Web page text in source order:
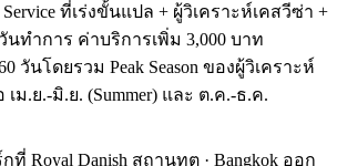
ที่เร่งขั้นแปล + ผู้วิเคราะห์เคสวีซ่า +
นทำการ ค่าบริการเพิ่ม 3,000 บาท
วันโดยรวม Peak Season ของผู้วิเคราะห์
ม.ย.-มิ.ย. (Summer) และ ต.ค.-ธ.ค.
ที่ Royal Danish สถานทูต · Bangkok ออก